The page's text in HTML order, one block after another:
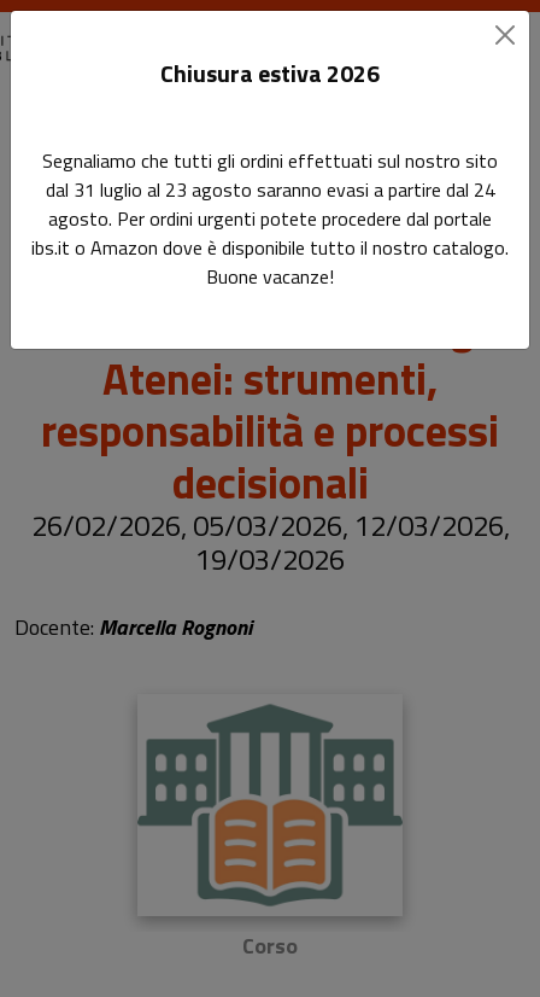
Governare gli acquisti nei sistemi bibliotecari degli Atenei:
strumenti, responsabilità e processi decisionali
Governare gli acquisti nei
Atenei: strumenti,
responsabilità e processi
decisionali
26/02/2026, 05/03/2026, 12/03/2026,
19/03/2026
Docente: Marcella Rognoni
Corso
Chiusura estiva 2026
Segnaliamo che tutti gli ordini effettuati sul nostro sito
dal 31 luglio al 23 agosto saranno evasi a partire dal 24
agosto. Per ordini urgenti potete procedere dal portale
ibs.it o Amazon dove è disponibile tutto il nostro catalogo.
Buone vacanze!